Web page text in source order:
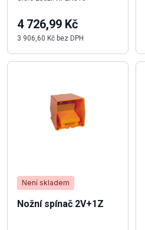
4 726,99 Kč
3 906,60 Kč bez DPH
Není skladem
Nožní spínač 2V+1Z